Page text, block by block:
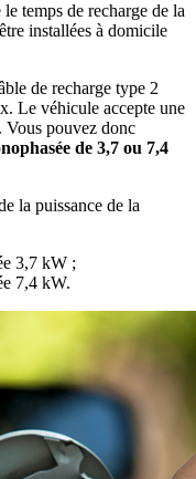
temps de recharge de la
installées à domicile
de recharge type 2
Le véhicule accepte une
Vous pouvez donc
de 3,7 ou 7,4
la puissance de la
3,7 kW ;
7,4 kW.